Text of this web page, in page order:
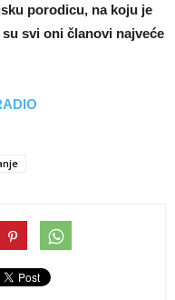
porodicu, na koju je
svi oni članovi najveće